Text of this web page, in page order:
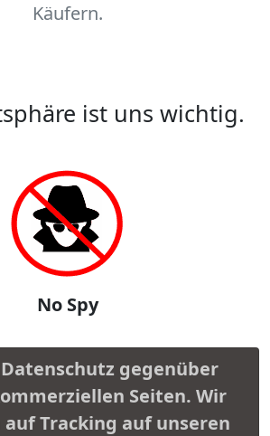
Käufern.
ist uns wichtig.
No Spy
gegenüber
Seiten. Wir
Tracking auf unseren